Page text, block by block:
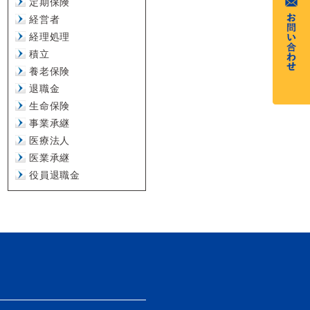
定期保険
経営者
経理処理
積立
養老保険
退職金
生命保険
事業承継
医療法人
医業承継
役員退職金